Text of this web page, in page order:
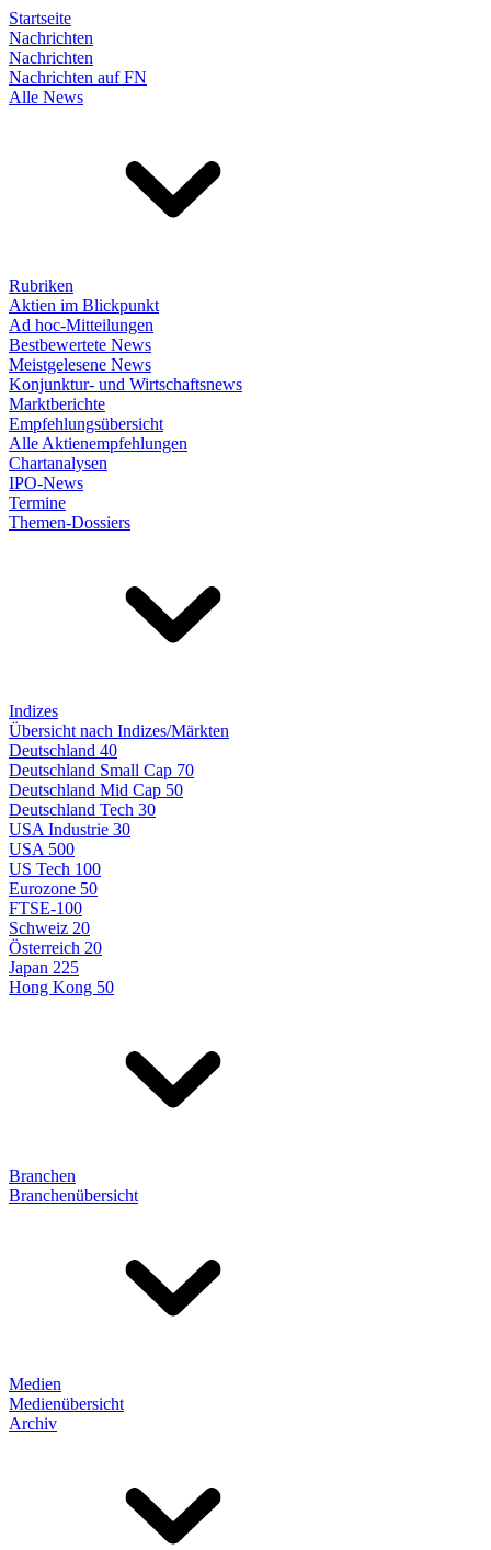
Startseite
Nachrichten
Nachrichten
Nachrichten auf FN
Alle News
Rubriken
Aktien im Blickpunkt
Ad hoc-Mitteilungen
Bestbewertete News
Meistgelesene News
Konjunktur- und Wirtschaftsnews
Marktberichte
Empfehlungsübersicht
Alle Aktienempfehlungen
Chartanalysen
IPO-News
Termine
Themen-Dossiers
Indizes
Übersicht nach Indizes/Märkten
Deutschland 40
Deutschland Small Cap 70
Deutschland Mid Cap 50
Deutschland Tech 30
USA Industrie 30
USA 500
US Tech 100
Eurozone 50
FTSE-100
Schweiz 20
Österreich 20
Japan 225
Hong Kong 50
Branchen
Branchenübersicht
Medien
Medienübersicht
Archiv